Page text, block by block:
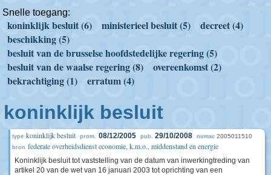
Snelle toegang:
koninklijk besluit (6) ministerieel besluit (5)
decreet (4)
beschikking (5)
besluit van de brusselse hoofdstedelijke regering (5)
besluit van de waalse regering (8)
overeenkomst (2)
bekrachtiging (1)
erratum (4)
koninklijk besluit
type koninklijk besluit prom. 08/12/2005 pub. 29/10/2008 numac 2005011510
bron federale overheidsdienst economie, k.m.o., middenstand en energie
Koninklijk besluit tot vaststelling van de datum van inwerkingtreding van
artikel 20 van de wet van 16 januari 2003 tot oprichting van een